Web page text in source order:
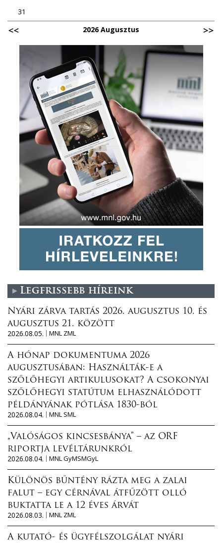
31
2026 Augusztus
Legfrissebb híreink
Nyári zárva tartás 2026. augusztus 10. és
augusztus 21. között
2026.08.05.
MNL ZML
A hónap dokumentuma 2026
augusztusában: Használták-e a
szőlőhegyi artikulusokat? A csokonyai
szőlőhegyi statútum elhasználódott
példányának pótlása 1830-ból
2026.08.04.
MNL SML
„Valóságos kincsesbánya” – az ORF
riportja levéltárunkról
2026.08.04.
MNL GyMSMGyL
Különös bűntény rázta meg a zalai
falut – egy cérnával átfűzött olló
buktatta le a 12 éves árvát
2026.08.03.
MNL ZML
A kutató- és ügyfélszolgálat nyári